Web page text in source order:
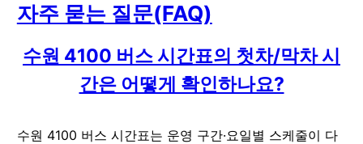
자주 묻는 질문(FAQ)
수원 4100 버스 시간표의 첫차/막차 시
간은 어떻게 확인하나요?
수원 4100 버스 시간표는 운영 구간·요일별 스케줄이 다